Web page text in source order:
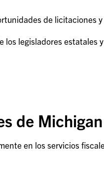
de licitaciones
legisladores estatales
de Michigan
en los servicios